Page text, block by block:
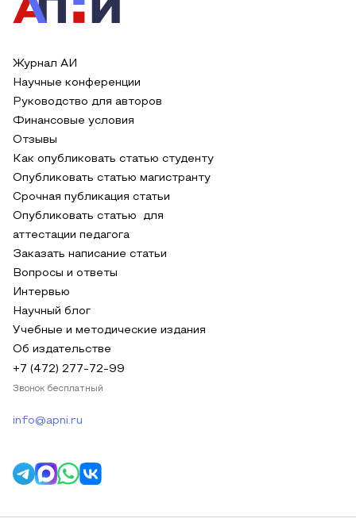
Журнал АИ
Научные конференции
Руководство для авторов
Финансовые условия
Отзывы
Как опубликовать статью студенту
Опубликовать статью магистранту
Срочная публикация статьи
Опубликовать статью для
аттестации педагога
Заказать написание статьи
Вопросы и ответы
Интервью
Научный блог
Учебные и методические издания
Об издательстве
+7 (472) 277-72-99
Звонок бесплатный
info@apni.ru